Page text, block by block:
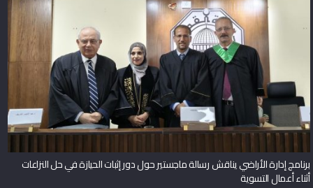
برنامج إدارة الأراضي يناقش رسالة ماجستير حول دور إثبات الحيازة في حل النزاعات
أثناء أعمال التسوية